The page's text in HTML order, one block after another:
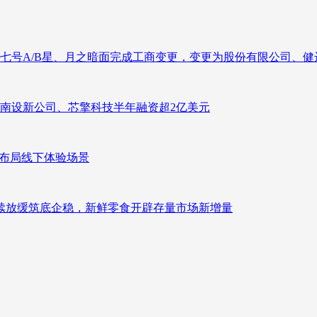
号A/B星、月之暗面完成工商变更，变更为股份有限公司、
设新公司、芯擎科技半年融资超2亿美元
局线下体验场景
缓筑底企稳，新鲜零食开辟存量市场新增量